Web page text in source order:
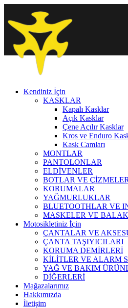
Kendiniz İçin
KASKLAR
Kapalı Kasklar
Açık Kasklar
Çene Açılır Kasklar
Kros ve Enduro
Kask Camları
MONTLAR
PANTOLONLAR
ELDİVENLER
BOTLAR VE ÇİZMELER
KORUMALAR
YAĞMURLUKLAR
BLUETOOTHLAR VE
MASKELER VE
Motosikletiniz İçin
ÇANTALAR VE
ÇANTA TAŞIYICILARI
KORUMA DEMİRLERİ
KİLİTLER VE ALARM
YAĞ VE BAKIM
DİĞERLERİ
Mağazalarımız
Hakkımızda
İletişim